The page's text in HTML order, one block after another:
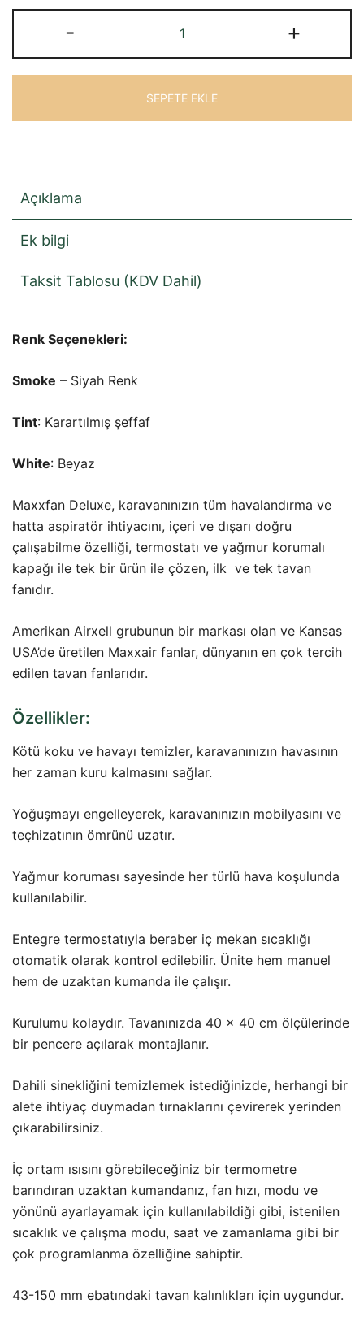
-
Deluxe
Uyku
adet
+
SEPETE EKLE
Açıklama
Ek bilgi
Taksit Tablosu (KDV Dahil)
Renk Seçenekleri:
Smoke – Siyah Renk
Tint: Karartılmış şeffaf
White: Beyaz
Maxxfan Deluxe, karavanınızın tüm havalandırma ve
hatta aspiratör ihtiyacını, içeri ve dışarı doğru
çalışabilme özelliği, termostatı ve yağmur korumalı
kapağı ile tek bir ürün ile çözen, ilk ve tek tavan
fanıdır.
Amerikan Airxell grubunun bir markası olan ve Kansas
USA’de üretilen Maxxair fanlar, dünyanın en çok tercih
edilen tavan fanlarıdır.
Özellikler:
Kötü koku ve havayı temizler, karavanınızın havasının
her zaman kuru kalmasını sağlar.
Yoğuşmayı engelleyerek, karavanınızın mobilyasını ve
teçhizatının ömrünü uzatır.
Yağmur koruması sayesinde her türlü hava koşulunda
kullanılabilir.
Entegre termostatıyla beraber iç mekan sıcaklığı
otomatik olarak kontrol edilebilir. Ünite hem manuel
hem de uzaktan kumanda ile çalışır.
Kurulumu kolaydır. Tavanınızda 40 x 40 cm ölçülerinde
bir pencere açılarak montajlanır.
Dahili sinekliğini temizlemek istediğinizde, herhangi bir
alete ihtiyaç duymadan tırnaklarını çevirerek yerinden
çıkarabilirsiniz.
İç ortam ısısını görebileceğiniz bir termometre
barındıran uzaktan kumandanız, fan hızı, modu ve
yönünü ayarlayamak için kullanılabildiği gibi, istenilen
sıcaklık ve çalışma modu, saat ve zamanlama gibi bir
çok programlanma özelliğine sahiptir.
43-150 mm ebatındaki tavan kalınlıkları için uygundur.